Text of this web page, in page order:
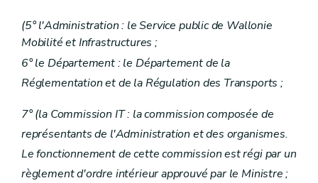
(5° l'Administration : le Service public de Wallonie
Mobilité et Infrastructures ;
6° le Département : le Département de la
Réglementation et de la Régulation des Transports ;
7° (la Commission IT : la commission composée de
représentants de l'Administration et des organismes.
Le fonctionnement de cette commission est régi par un
règlement d'ordre intérieur approuvé par le Ministre ;